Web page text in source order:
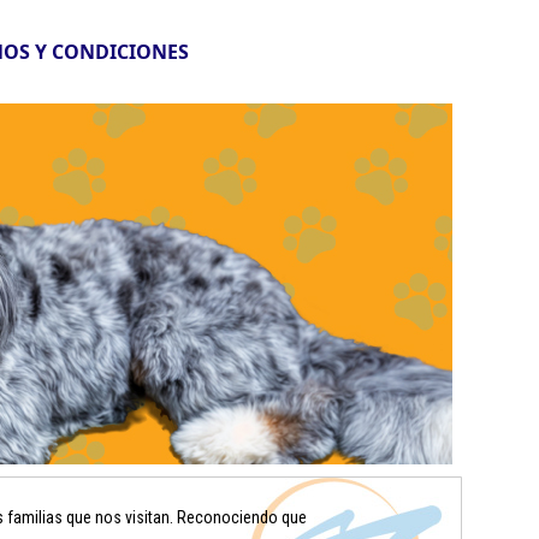
Y CONDICIONES
que nos visitan. Reconociendo que